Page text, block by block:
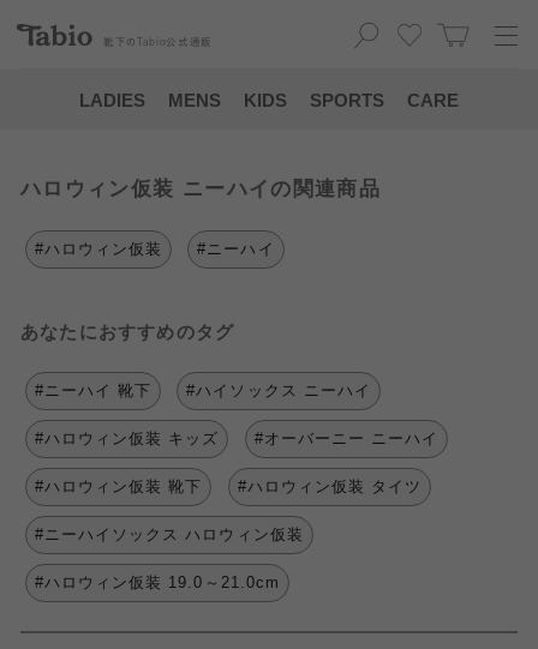
靴下の Tabio 公式通販
LADIES MENS KIDS SPORTS CARE
ハロウィン仮装 ニーハイの関連商品
#ハロウィン仮装 #ニーハイ
あなたにおすすめのタグ
#ニーハイ 靴下 #ハイソックス ニーハイ
#ハロウィン仮装 キッズ #オーバーニー ニーハイ
#ハロウィン仮装 靴下 #ハロウィン仮装 タイツ
#ニーハイソックス ハロウィン仮装
#ハロウィン仮装 19.0～21.0cm